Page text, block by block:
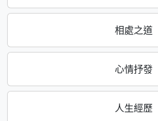
相處之道
心情抒發
人生經歷